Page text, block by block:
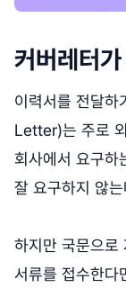
커버레터
이력서를 전달
Letter)는 주로
회사에서 요구하
잘 요구하지 않
하지만 국문으로
서류를 접수한다